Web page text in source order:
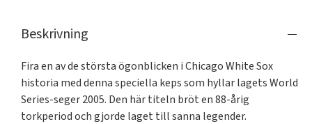
Beskrivning
Fira en av de största ögonblicken i Chicago White Sox
historia med denna speciella keps som hyllar lagets World
Series-seger 2005. Den här titeln bröt en 88-årig
torkperiod och gjorde laget till sanna legender.